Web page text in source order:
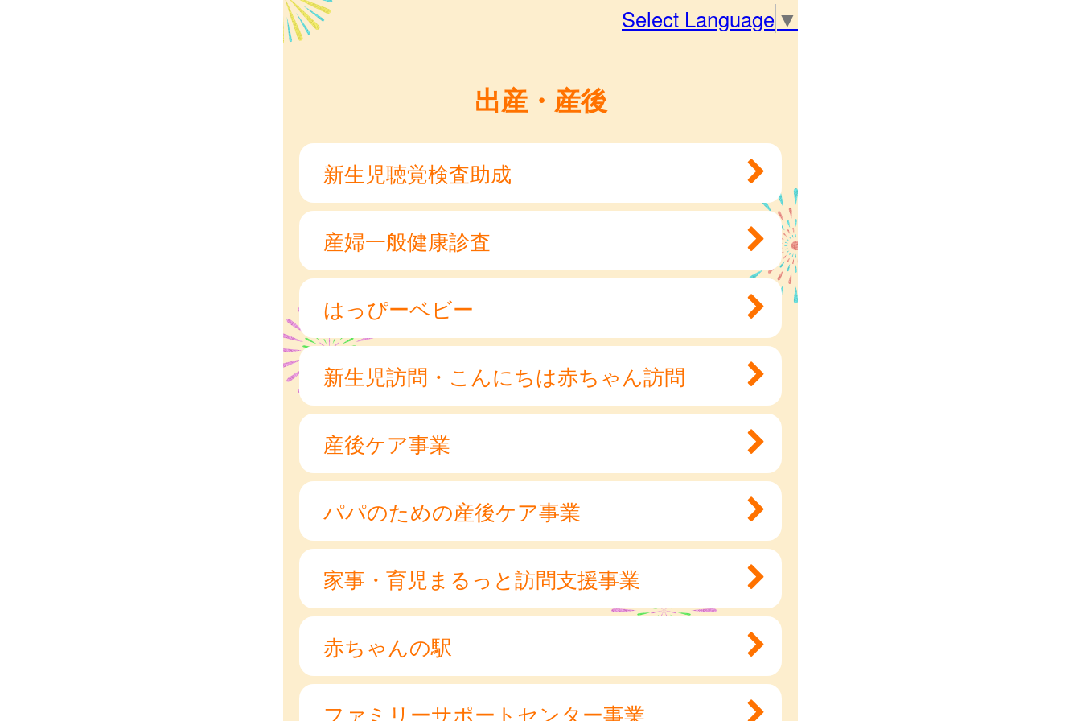
Select Language ▼
出産・産後
新生児聴覚検査助成
産婦一般健康診査
はっぴーベビー
新生児訪問・こんにちは赤ちゃん訪問
産後ケア事業
パパのための産後ケア事業
家事・育児まるっと訪問支援事業
赤ちゃんの駅
ファミリーサポートセンター事業